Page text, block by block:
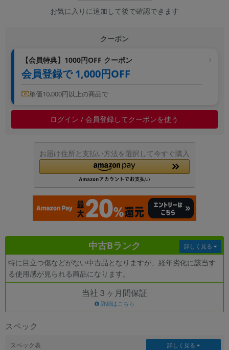
お気に入りに追加して後で確認できます
クーポン
【会員特典】1000円OFF クーポン
会員登録で 1,000円OFF
単価10,000円以上の商品で
ログイン / 会員登録してクーポンを使う
お届け住所と支払い方法を選択して今すぐ購入
中古Bランク
特に目立つ傷などがない中古品となりますが、経年劣化に該当す
る使用感が見られる商品になります。
詳しく見る
当社３ヶ月間保証
詳細はこちら
スペック
スペック表 詳しく見る
円 ～
年 月 まで
各項目のチェックボックスは「or検索」となります。
ただし機能別のみ「and検索」となります。